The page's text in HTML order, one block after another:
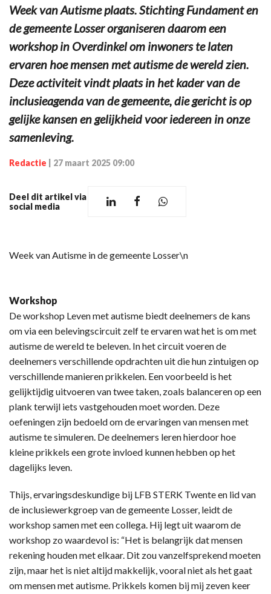
Week van Autisme plaats. Stichting Fundament en
de gemeente Losser organiseren daarom een
workshop in Overdinkel om inwoners te laten
ervaren hoe mensen met autisme de wereld zien.
Deze activiteit vindt plaats in het kader van de
inclusieagenda van de gemeente, die gericht is op
gelijke kansen en gelijkheid voor iedereen in onze
samenleving.
Redactie 27 maart 2025 09:00
Deel dit artikel via
social media
Week van Autisme in de gemeente Losser\n
Workshop
De workshop Leven met autisme biedt deelnemers de kans
om via een belevingscircuit zelf te ervaren wat het is om met
autisme de wereld te beleven. In het circuit voeren de
deelnemers verschillende opdrachten uit die hun zintuigen op
verschillende manieren prikkelen. Een voorbeeld is het
gelijktijdig uitvoeren van twee taken, zoals balanceren op een
plank terwijl iets vastgehouden moet worden. Deze
oefeningen zijn bedoeld om de ervaringen van mensen met
autisme te simuleren. De deelnemers leren hierdoor hoe
kleine prikkels een grote invloed kunnen hebben op het
dagelijks leven.
Thijs, ervaringsdeskundige bij LFB STERK Twente en lid van
de inclusiewerkgroep van de gemeente Losser, leidt de
workshop samen met een collega. Hij legt uit waarom de
workshop zo waardevol is: “Het is belangrijk dat mensen
rekening houden met elkaar. Dit zou vanzelfsprekend moeten
zijn, maar het is niet altijd makkelijk, vooral niet als het gaat
om mensen met autisme. Prikkels komen bij mij zeven keer